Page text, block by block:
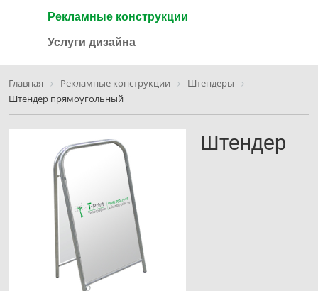
Рекламные конструкции
Услуги дизайна
Главная Рекламные конструкции
Штендеры
Штендер прямоугольный
Штендер